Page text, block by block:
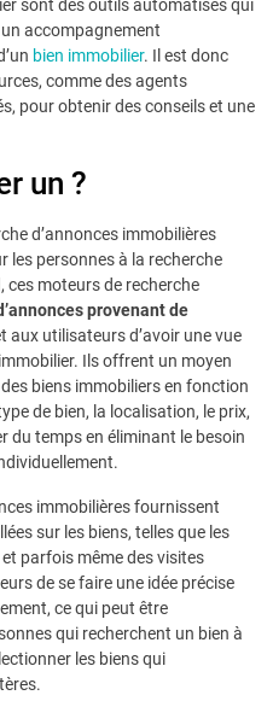
sont des outils automatisés qui
accompagnement
bien immobilier. Il est donc
comme des agents
pour obtenir des conseils et une
un ?
d’annonces immobilières
les personnes à la recherche
ces moteurs de recherche
provenant de
aux utilisateurs d’avoir une vue
Ils offrent un moyen
biens immobiliers en fonction
de bien, la localisation, le prix,
du temps en éliminant le besoin
immobilières fournissent
sur les biens, telles que les
parfois même des visites
de se faire une idée précise
ce qui peut être
qui recherchent un bien à
les biens qui